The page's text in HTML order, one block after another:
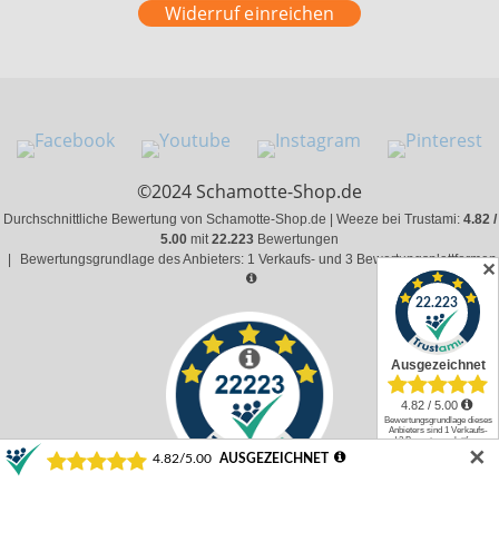
Widerruf einreichen
©2024 Schamotte-Shop.de
Durchschnittliche Bewertung von Schamotte-Shop.de | Weeze bei Trustami: 4.82 /
5.00 mit22.223 Bewertungen
Bewertungsgrundlage des Anbieters: 1 Verkaufs- und 3 Bewertungsplattformen
✕
✕